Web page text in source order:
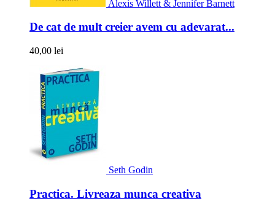
Alexis Willett & Jennifer Barnett
De cat de mult creier avem cu adevarat...
40,00 lei
Seth Godin
Practica. Livreaza munca creativa